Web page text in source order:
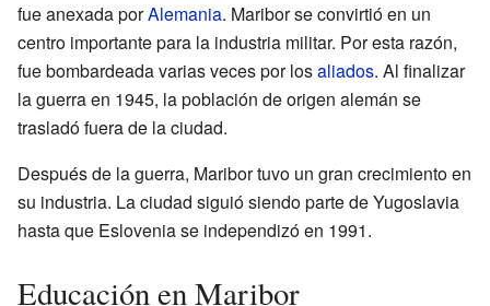
fue anexada porAlemania. Maribor se convirtió en un
centro importante para la industria militar. Por esta razón,
fue bombardeada varias veces por losaliados. Al finalizar
la guerra en 1945, la población de origen alemán se
trasladó fuera de la ciudad.
Después de la guerra, Maribor tuvo un gran crecimiento en
su industria. La ciudad siguió siendo parte de Yugoslavia
hasta que Eslovenia se independizó en 1991.
Educación en Maribor